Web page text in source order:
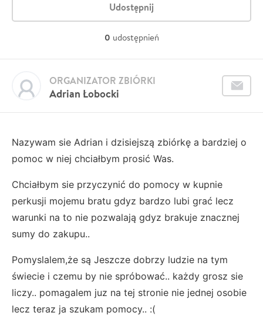
Udostępnij
0 udostępnień
Adrian Łobocki
ORGANIZATOR ZBIÓRKI
Nazywam sie Adrian i dzisiejszą zbiórkę a bardziej o
pomoc w niej chciałbym prosić Was.
Chciałbym sie przyczynić do pomocy w kupnie
perkusji mojemu bratu gdyz bardzo lubi grać lecz
warunki na to nie pozwalają gdyz brakuje znacznej
sumy do zakupu..
Pomyslalem,że są Jeszcze dobrzy ludzie na tym
świecie i czemu by nie spróbować.. każdy grosz sie
liczy.. pomagalem juz na tej stronie nie jednej osobie
lecz teraz ja szukam pomocy.. :(